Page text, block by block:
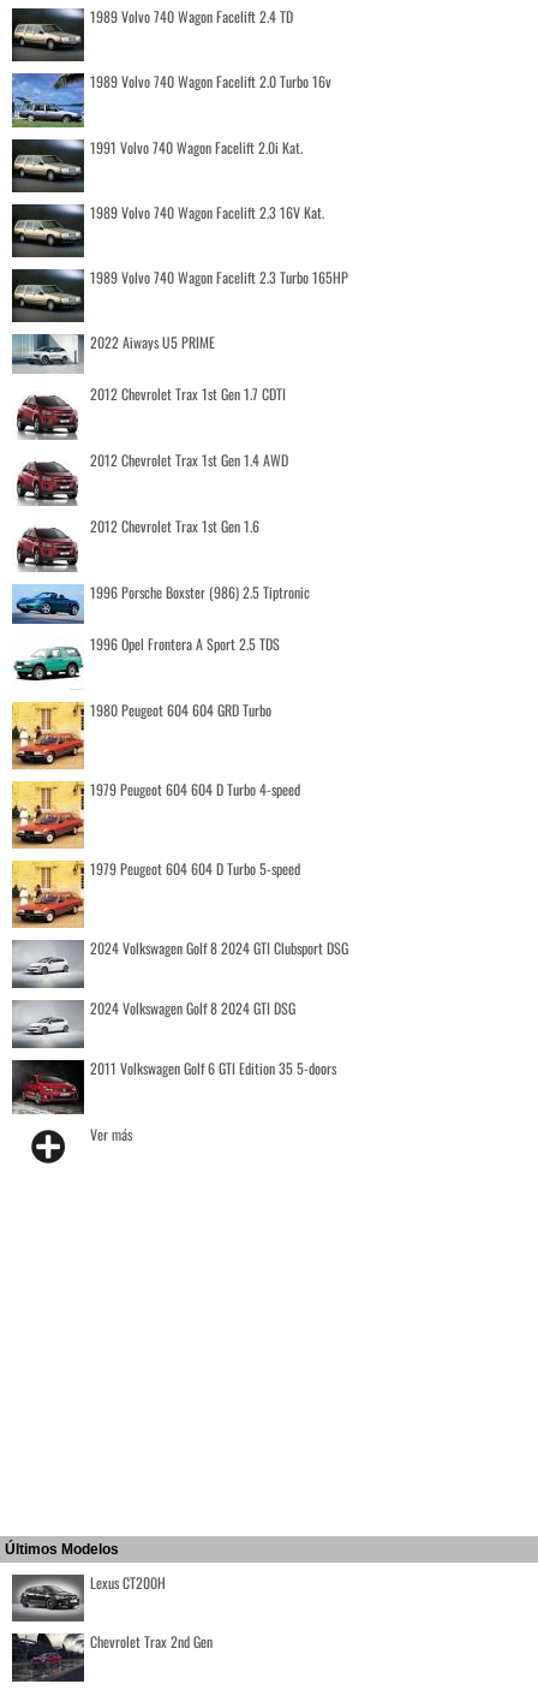
1989 Volvo 740 Wagon Facelift 2.4 TD
1989 Volvo 740 Wagon Facelift 2.0 Turbo 16v
1991 Volvo 740 Wagon Facelift 2.0i Kat.
1989 Volvo 740 Wagon Facelift 2.3 16V Kat.
1989 Volvo 740 Wagon Facelift 2.3 Turbo 165HP
2022 Aiways U5 PRIME
2012 Chevrolet Trax 1st Gen 1.7 CDTI
2012 Chevrolet Trax 1st Gen 1.4 AWD
2012 Chevrolet Trax 1st Gen 1.6
1996 Porsche Boxster (986) 2.5 Tiptronic
1996 Opel Frontera A Sport 2.5 TDS
1980 Peugeot 604 604 GRD Turbo
1979 Peugeot 604 604 D Turbo 4-speed
1979 Peugeot 604 604 D Turbo 5-speed
2024 Volkswagen Golf 8 2024 GTI Clubsport DSG
2024 Volkswagen Golf 8 2024 GTI DSG
2011 Volkswagen Golf 6 GTI Edition 35 5-doors
Ver más
Últimos Modelos
Lexus CT200H
Chevrolet Trax 2nd Gen